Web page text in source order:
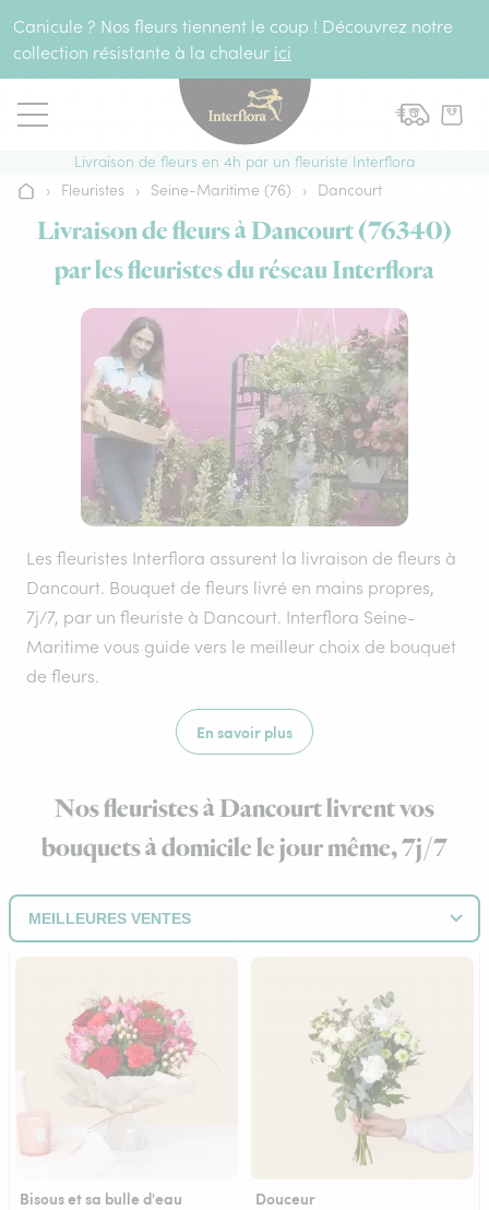
Canicule ? Nos fleurs tiennent le coup ! Découvrez notre
collection résistante à la chaleur ici
Livraison de fleurs en 4h par un fleuriste Interflora
Accueil
› Fleuristes › Seine-Maritime (76) › Dancourt
Livraison de fleurs à Dancourt (76340)
par les fleuristes du réseau Interflora
Les fleuristes Interflora assurent la livraison de fleurs à
Dancourt. Bouquet de fleurs livré en mains propres,
7j/7, par un fleuriste à Dancourt. Interflora Seine-
Maritime vous guide vers le meilleur choix de bouquet
de fleurs.
En savoir plus
Nos fleuristes à Dancourt livrent vos
bouquets à domicile le jour même, 7j/7
Bisous et sa bulle d'eau Douceur